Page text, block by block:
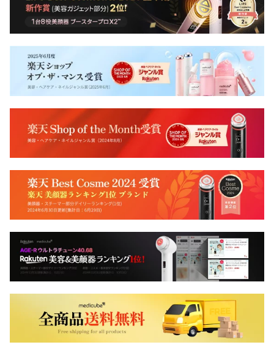
質 角栓 ブラックヘッド
ッド ）
ムエステ トーニング つ
や 引き締め コラーゲン
美容液 ギフト）
痕跡 メラニンケア コラ
ーゲン 赤み 水光 保湿 つ
や ）